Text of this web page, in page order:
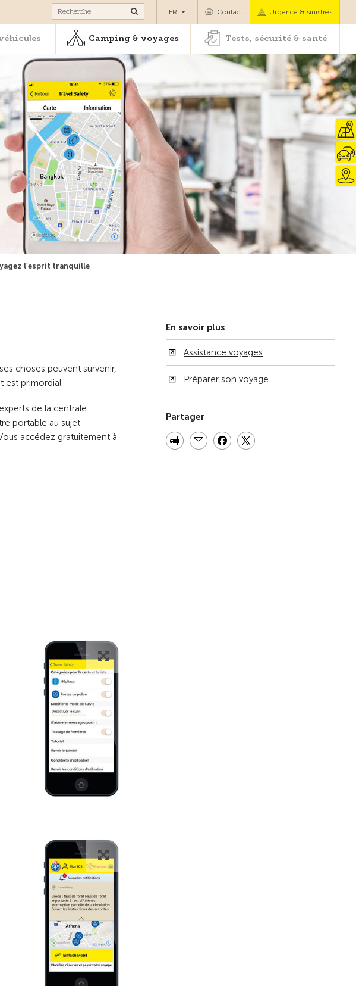
& contrôles véhicules Camping & voyages Tests, sécurité & santé
Contact Urgence & sinistres
FR
Camping & voyages Tests, sécurité & santé
l’esprit tranquille
choses peuvent survenir,
est primordial.
de la centrale
portable au sujet
accédez gratuitement à
En savoir plus
Assistance voyages
Préparer son voyage
Partager